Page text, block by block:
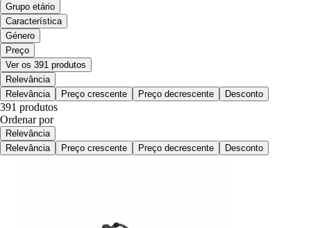
Grupo etário
Característica
Género
Preço
Ver os 391 produtos
Relevância
Relevância
Preço crescente Preço decrescente Desconto
391 produtos
Ordenar por
Relevância
Relevância
Preço crescente Preço decrescente Desconto